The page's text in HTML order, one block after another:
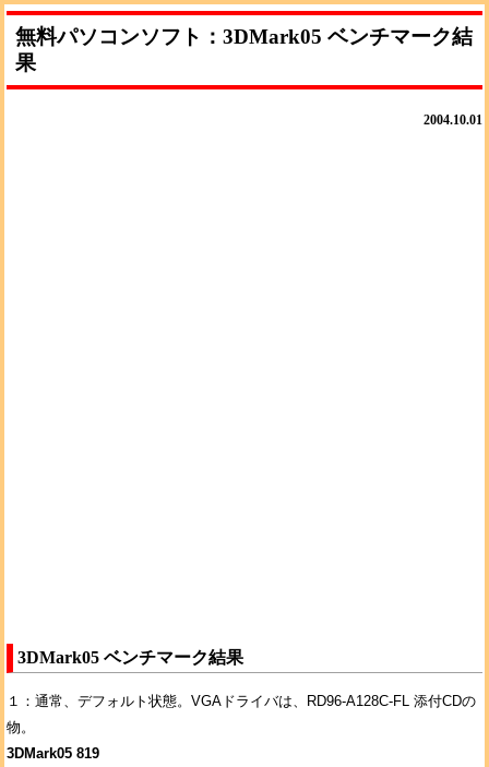
無料パソコンソフト：3DMark05 ベンチマーク結
果
2004.10.01
3DMark05 ベンチマーク結果
１：通常、デフォルト状態。VGAドライバは、RD96-A128C-FL 添付CDの
物。
3DMark05 819